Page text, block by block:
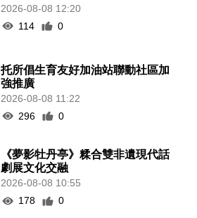
2026-08-08 12:20
114
0
托所倡生育友好加油站聯動社區加
強推廣
2026-08-08 11:22
296
0
《夢影牡丹亭》糅合雙非遺現代話
劇展文化交融
2026-08-08 10:55
178
0